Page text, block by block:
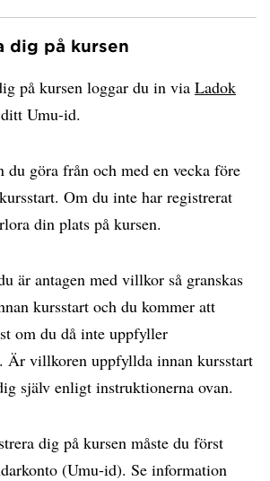
dig på kursen
på kursen loggar du in via Ladok
Umu-id.
du göra från och med en vecka före
Om du inte har registrerat
din plats på kursen.
är antagen med villkor så granskas
kursstart och du kommer att
om du då inte uppfyller
Är villkoren uppfyllda innan kursstart
själv enligt instruktionerna ovan.
dig på kursen måste du först
(Umu-id). Se information